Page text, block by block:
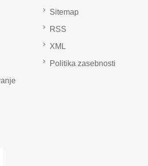
Sitemap
RSS
XML
Politika zasebnosti